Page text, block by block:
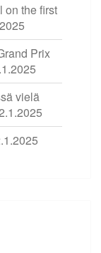
on the first
Prix
vielä